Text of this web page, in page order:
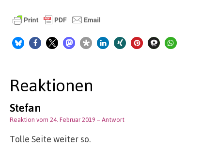
Reaktionen
Stefan
Reaktion vom 24. Februar 2019 – Antwort
Tolle Seite weiter so.